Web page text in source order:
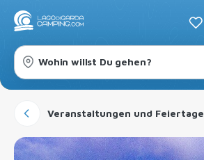
Wohin willst Du gehen?
Veranstaltungen und Feiertage